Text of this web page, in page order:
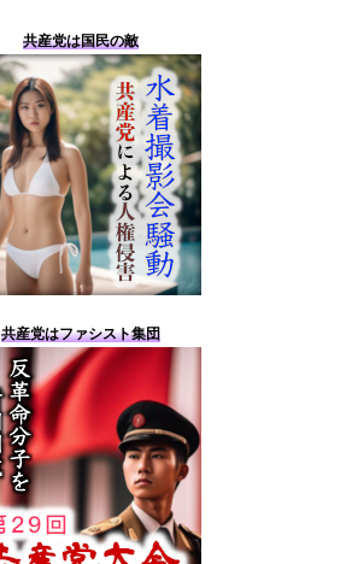
共産党は国民の敵
共産党はファシスト集団